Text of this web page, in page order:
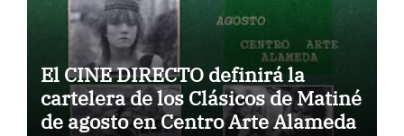
El CINE DIRECTO definirá la
cartelera de los Clásicos de Matiné
de agosto en Centro Arte Alameda